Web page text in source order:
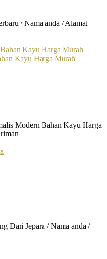
/ Nama anda / Alamat
Kayu Harga Murah
Modern Bahan Kayu Harga
Dari Jepara / Nama anda /